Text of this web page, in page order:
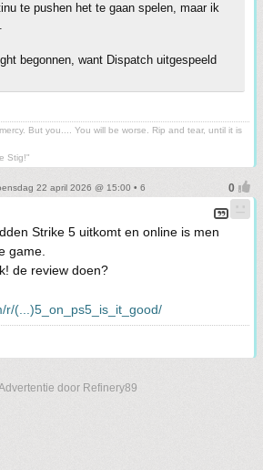
te pushen het te gaan spelen, maar ik
begonnen, want Dispatch uitgespeeld
But you.... You will be worse. Rip and tear, until it is
Stig!"
22 april 2026 @ 15:00 • 6
Strike 5 uitkomt en online is men
game.
de review doen?
r/(...)5_on_ps5_is_it_good/
door Refinery89